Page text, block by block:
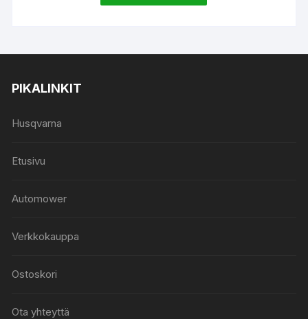
PIKALINKIT
Husqvarna
Etusivu
Automower
Verkkokauppa
Ostoskori
Ota yhteyttä